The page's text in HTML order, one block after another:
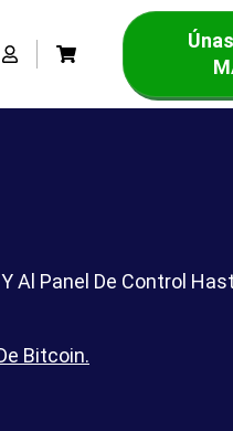
Al Panel De Control
Bitcoin.